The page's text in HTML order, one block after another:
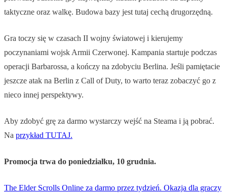
taktyczne oraz walkę. Budowa bazy jest tutaj cechą drugorzędną.
Gra toczy się w czasach II wojny światowej i kierujemy
poczynaniami wojsk Armii Czerwonej. Kampania startuje podczas
operacji Barbarossa, a kończy na zdobyciu Berlina. Jeśli pamiętacie
jeszcze atak na Berlin z Call of Duty, to warto teraz zobaczyć go z
nieco innej perspektywy.
Aby zdobyć grę za darmo wystarczy wejść na Steama i ją pobrać.
Na przykład TUTAJ.
Promocja trwa do poniedziałku, 10 grudnia.
The Elder Scrolls Online za darmo przez tydzień. Okazja dla graczy